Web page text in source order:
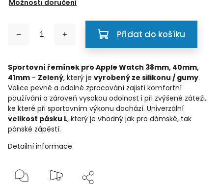
Možnosti doručení
Přidat do košíku
Sportovní řemínek pro Apple Watch 38mm, 40mm,
41mm - Zelený, který je vyrobený ze silikonu / gumy.
Velice pevné a odolné zpracování zajistí komfortní
používání a zároveň vysokou odolnost i při zvýšené záteži,
ke které při sportovním výkonu dochází. Univerzální
velikost pásku L, který je vhodný jak pro dámské, tak
pánské zápěstí.
Detailní informace